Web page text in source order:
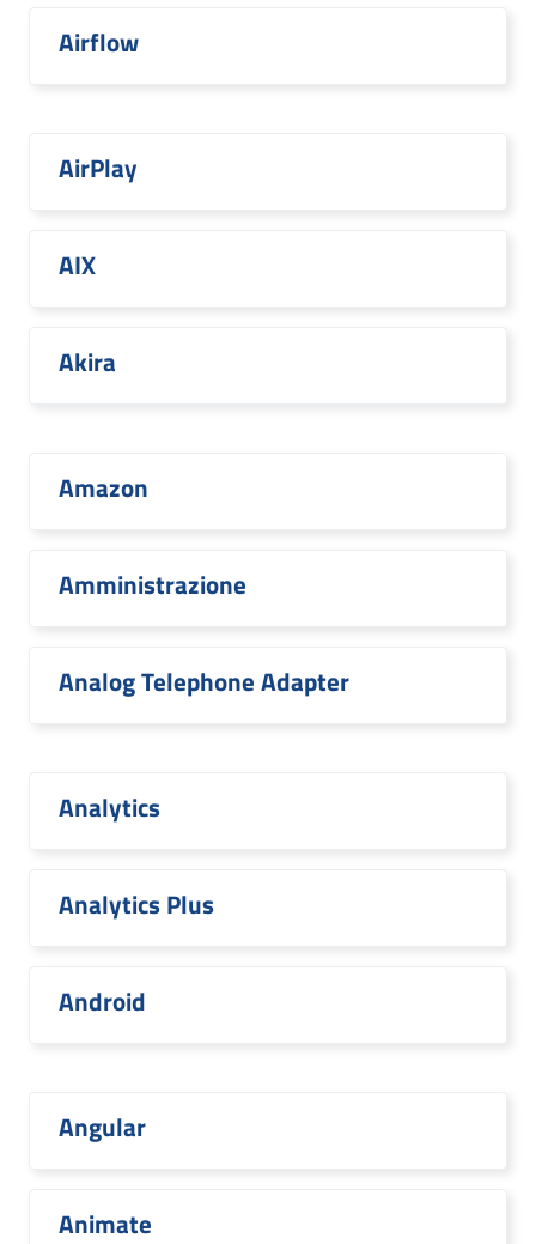
Airflow
AirPlay
AIX
Akira
Amazon
Amministrazione
Analog Telephone Adapter
Analytics
Analytics Plus
Android
Angular
Animate